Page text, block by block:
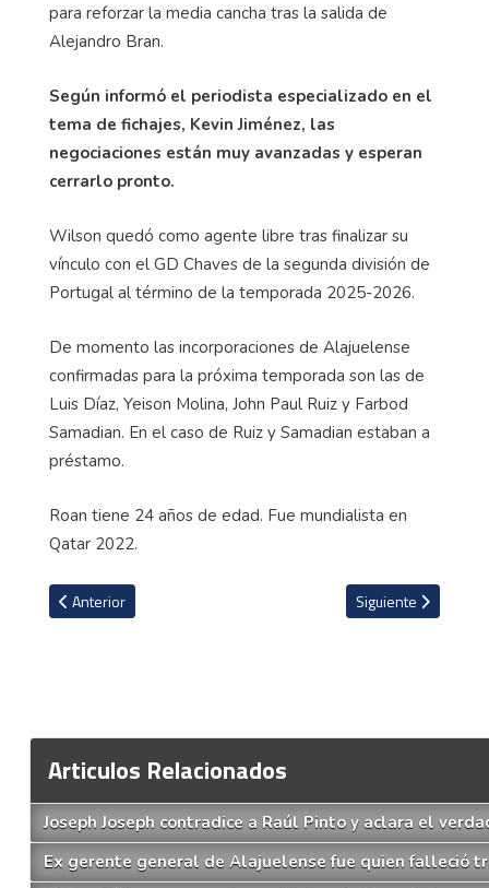
para reforzar la media cancha tras la salida de
Alejandro Bran.
Según informó el periodista especializado en el
tema de fichajes, Kevin Jiménez, las
negociaciones están muy avanzadas y esperan
cerrarlo pronto.
Wilson quedó como agente libre tras finalizar su
vínculo con el GD Chaves de la segunda división de
Portugal al término de la temporada 2025-2026.
De momento las incorporaciones de Alajuelense
confirmadas para la próxima temporada son las de
Luis Díaz, Yeison Molina, John Paul Ruiz y Farbod
Samadian. En el caso de Ruiz y Samadian estaban a
préstamo.
Roan tiene 24 años de edad. Fue mundialista en
Qatar 2022.
Artículo anterior: Técnico de la Liga pone su mirada en tres
Anterior Artículo siguiente:
Siguiente
Articulos Relacionados
Joseph Joseph contradice a Raúl Pinto y aclara el
Ex gerente general de Alajuelense fue quien falleció